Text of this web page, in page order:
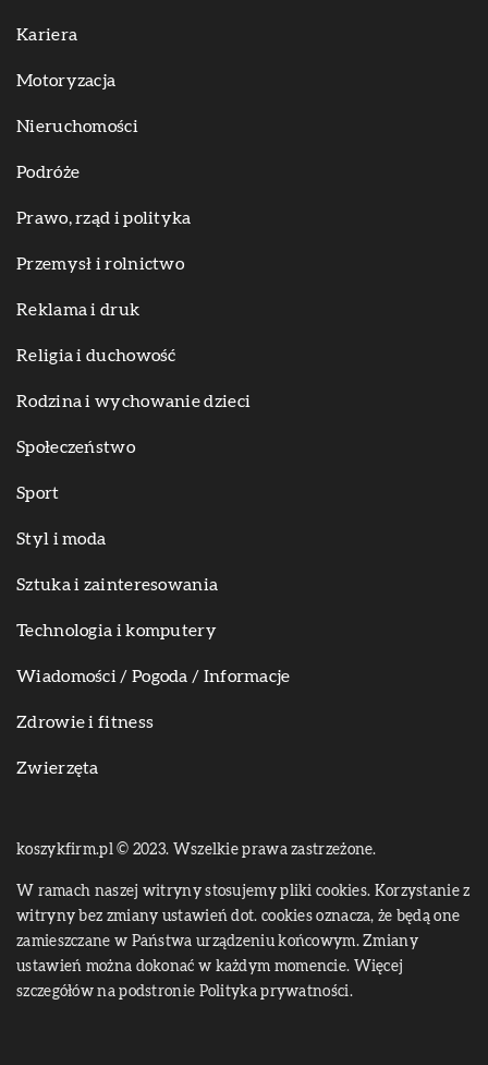
Kariera
Motoryzacja
Nieruchomości
Podróże
Prawo, rząd i polityka
Przemysł i rolnictwo
Reklama i druk
Religia i duchowość
Rodzina i wychowanie dzieci
Społeczeństwo
Sport
Styl i moda
Sztuka i zainteresowania
Technologia i komputery
Wiadomości / Pogoda / Informacje
Zdrowie i fitness
Zwierzęta
koszykfirm.pl © 2023. Wszelkie prawa zastrzeżone.
W ramach naszej witryny stosujemy pliki cookies. Korzystanie z
witryny bez zmiany ustawień dot. cookies oznacza, że będą one
zamieszczane w Państwa urządzeniu końcowym. Zmiany
ustawień można dokonać w każdym momencie. Więcej
szczegółów na podstronie Polityka prywatności.